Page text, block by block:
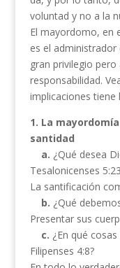
voluntad y no a la
El mayordomo, en
es el administrador
gran privilegio
responsabilidad.
implicaciones
1. La
santidad
a. ¿Qué desea
Tesalonicenses
La santificación
b. ¿Qué
Presentar sus
c. ¿En qué
Filipenses 4:8?